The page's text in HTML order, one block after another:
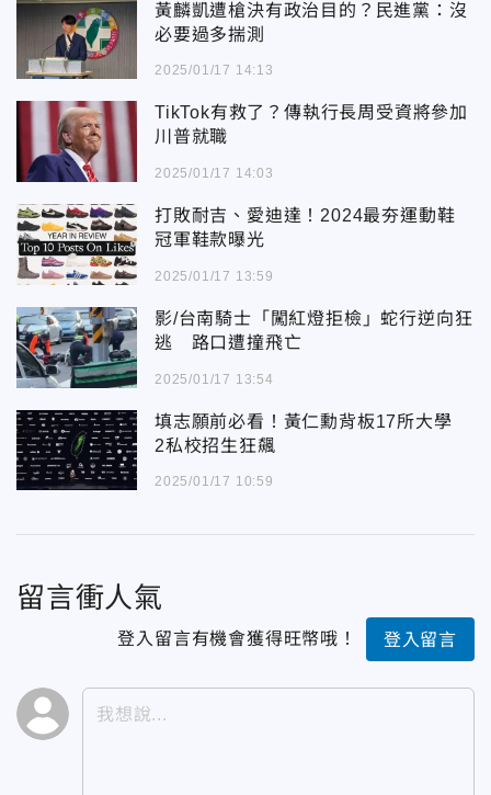
黃麟凱遭槍決有政治目的？民進黨：沒
必要過多揣測
2025/01/17 14:13
TikTok有救了？傳執行長周受資將參加
川普就職
2025/01/17 14:03
打敗耐吉、愛迪達！2024最夯運動鞋
冠軍鞋款曝光
2025/01/17 13:59
影/台南騎士「闖紅燈拒檢」蛇行逆向狂
逃 路口遭撞飛亡
2025/01/17 13:54
填志願前必看！黃仁勳背板17所大學
2私校招生狂飆
2025/01/17 10:59
留言衝人氣
登入留言有機會獲得旺幣哦！ 登入留言